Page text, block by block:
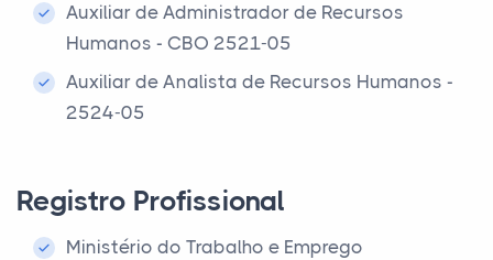
Auxiliar de Administrador de Recursos
Humanos - CBO 2521-05
Auxiliar de Analista de Recursos Humanos -
2524-05
Registro Profissional
Ministério do Trabalho e Emprego